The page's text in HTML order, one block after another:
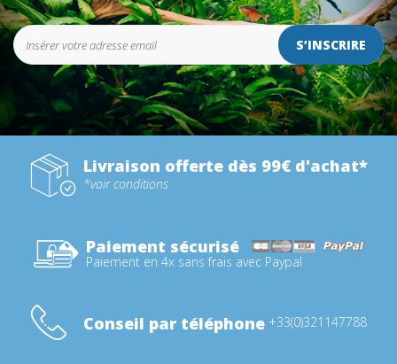
S’INSCRIRE
Livraison offerte dès 99€ d'achat*
*voir conditions
Paiement sécurisé
Paiement en 4x sans frais avec Paypal
Conseil par téléphone +33(0)321147788